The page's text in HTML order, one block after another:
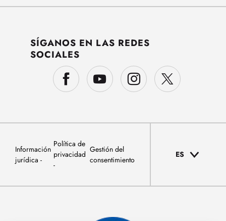
SÍGANOS EN LAS REDES
SOCIALES
Información
jurídica
Política de
privacidad
Gestión del
consentimiento
ES